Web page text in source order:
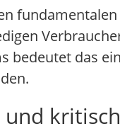
bedeutet das